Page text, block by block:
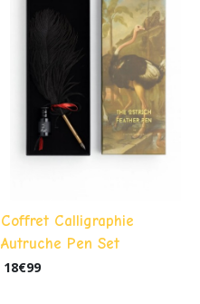
Coffret Calligraphie
Autruche Pen Set
18€99